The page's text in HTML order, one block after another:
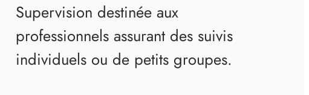
Supervision destinée aux
professionnels assurant des suivis
individuels ou de petits groupes.